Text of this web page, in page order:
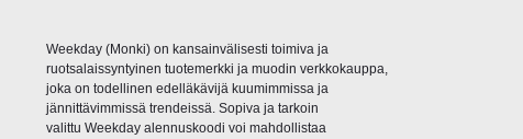
Weekday (Monki) on kansainvälisesti toimiva ja
ruotsalaissyntyinen tuotemerkki ja muodin verkkokauppa,
joka on todellinen edelläkävijä kuumimmissa ja
jännittävimmissä trendeissä. Sopiva ja tarkoin
valittu Weekday alennuskoodi voi mahdollistaa